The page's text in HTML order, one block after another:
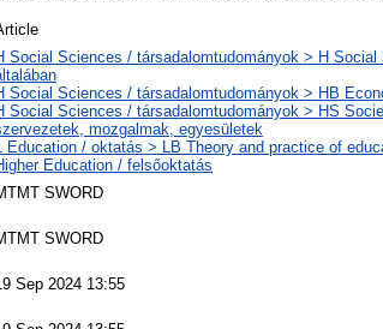
Social Sciences / társadalomtudományok > H
Social Sciences / társadalomtudományok > HB
Social Sciences / társadalomtudományok > HS
mozgalmak, egyesületek
L Education / oktatás > LB Theory and practice of
Education / felsőoktatás
SWORD
SWORD
Sep 2024 13:55